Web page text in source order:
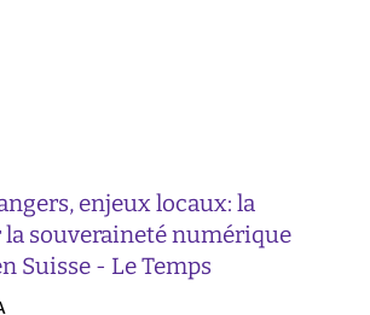
enjeux locaux: la
souveraineté numérique
Suisse - Le Temps